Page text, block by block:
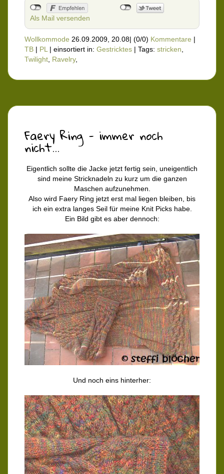
Als Mail versenden
Wollkommode 26.09.2009, 20.08| (0/0) Kommentare |
TB | PL | einsortiert in: Gestricktes | Tags: stricken
Twilight Ravelry,
Faery Ring - immer noch
nicht...
Eigentlich sollte die Jacke jetzt fertig sein, uneigentlich
sind meine Stricknadeln zu kurz um die ganzen
Maschen aufzunehmen.
Also wird Faery Ring jetzt erst mal liegen bleiben, bis
ich ein extra langes Seil für meine Knit Picks habe.
Ein Bild gibt es aber dennoch:
Und noch eins hinterher: